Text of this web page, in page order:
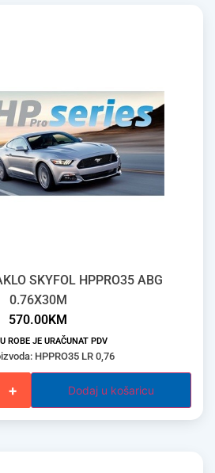
SKYFOL HPPRO35 ABG
0.76X30M
570.00KM
ROBE JE URAČUNAT PDV
HPPRO35 LR 0,76
+ Dodaj u košaricu